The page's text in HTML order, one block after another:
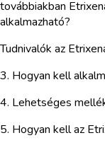
továbbiakban
alkalmazható?
Tudnivalók az
3. Hogyan kell
4. Lehetséges
5. Hogyan kell az